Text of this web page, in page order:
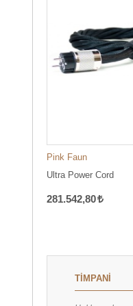
Pink Faun
Ultra Power Cord
281.542,80
TİMPANİ